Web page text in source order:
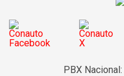
PBX Nacional: